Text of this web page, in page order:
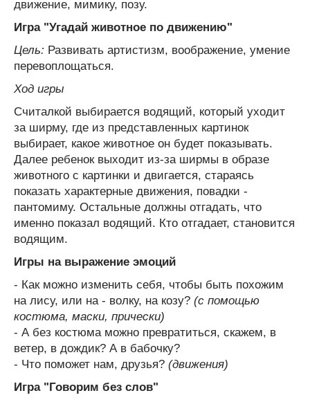
движение, мимику, позу.
Игра "Угадай животное по движению"
Цель: Развивать артистизм, воображение, умение
перевоплощаться.
Ход игры
Считалкой выбирается водящий, который уходит
за ширму, где из представленных картинок
выбирает, какое животное он будет показывать.
Далее ребенок выходит из-за ширмы в образе
животного с картинки и двигается, стараясь
показать характерные движения, повадки -
пантомиму. Остальные должны отгадать, что
именно показал водящий. Кто отгадает, становится
водящим.
Игры на выражение эмоций
- Как можно изменить себя, чтобы быть похожим
на лису, или на - волку, на козу? (с помощью
костюма, маски, прически)
- А без костюма можно превратиться, скажем, в
ветер, в дождик? А в бабочку?
- Что поможет нам, друзья? (движения)
Игра "Говорим без слов"